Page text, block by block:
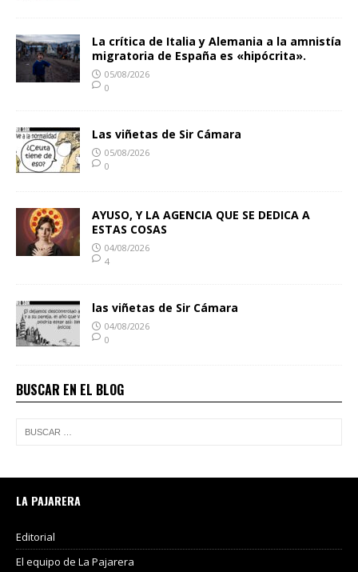
La crítica de Italia y Alemania a la amnistía
migratoria de España es «hipócrita».
05/08/2026
0
Las viñetas de Sir Cámara
05/08/2026
0
AYUSO, Y LA AGENCIA QUE SE DEDICA A
ESTAS COSAS
04/08/2026
4
las viñetas de Sir Cámara
04/08/2026
0
BUSCAR EN EL BLOG
LA PAJARERA
Editorial
El equipo de La Pajarera